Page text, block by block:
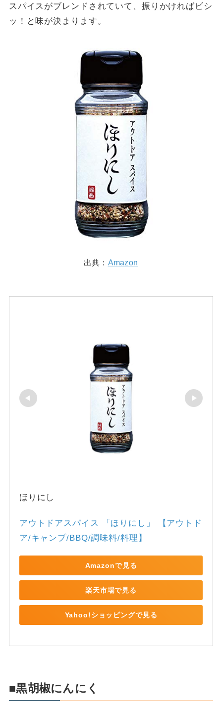
スパイスがブレンドされていて、振りかければビシ
ッ！と味が決まります。
出典： Amazon
ほりにし
アウトドアスパイス 「ほりにし」 【アウトド
ア/キャンプ/BBQ/調味料/料理】
Amazonで見る
楽天市場で見る
Yahoo!ショッピングで見る
■黒胡椒にんにく